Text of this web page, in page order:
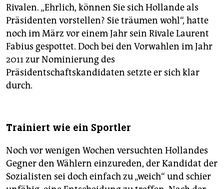
Rivalen. „Ehrlich, können Sie sich Hollande als
Präsidenten vorstellen? Sie träumen wohl“, hatte
noch im März vor einem Jahr sein Rivale Laurent
Fabius gespottet. Doch bei den Vorwahlen im Jahr
2011 zur Nominierung des
Präsidentschaftskandidaten setzte er sich klar
durch.
Trainiert wie ein Sportler
Noch vor wenigen Wochen versuchten Hollandes
Gegner den Wählern einzureden, der Kandidat der
Sozialisten sei doch einfach zu „weich“ und schier